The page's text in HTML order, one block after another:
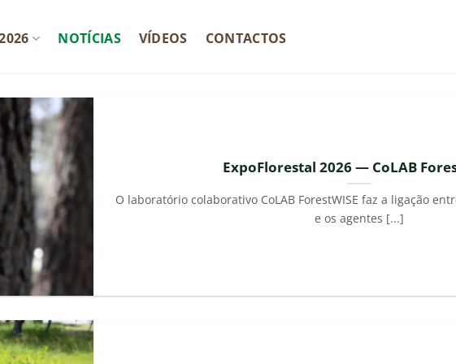
NOTÍCIAS VÍDEOS CONTACTOS
ExpoFlorestal 2026 — CoLAB
O laboratório colaborativo CoLAB ForestWISE faz a ligação
e os agentes [...]